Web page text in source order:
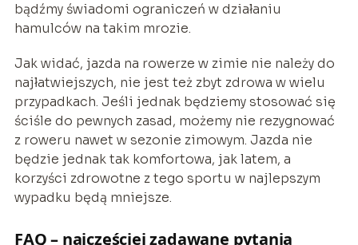
bądźmy świadomi ograniczeń w działaniu
hamulców na takim mrozie.
Jak widać, jazda na rowerze w zimie nie należy do
najłatwiejszych, nie jest też zbyt zdrowa w wielu
przypadkach. Jeśli jednak będziemy stosować się
ściśle do pewnych zasad, możemy nie rezygnować
z roweru nawet w sezonie zimowym. Jazda nie
będzie jednak tak komfortowa, jak latem, a
korzyści zdrowotne z tego sportu w najlepszym
wypadku będą mniejsze.
FAQ – najczęściej zadawane pytania